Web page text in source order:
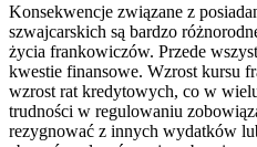
Konsekwencje związane z
szwajcarskich są bardzo
życia frankowiczów. Przede
kwestie finansowe. Wzrost kursu
wzrost rat kredytowych, co w
trudności w regulowaniu
rezygnować z innych wydatków